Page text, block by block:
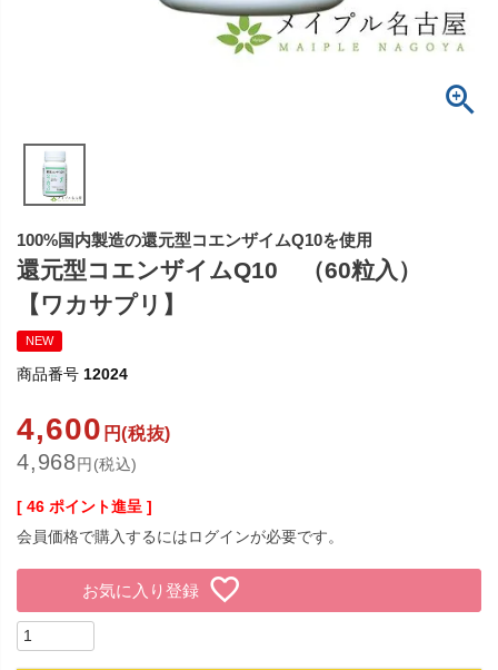
100%国内製造の還元型コエンザイムQ10を使用
還元型コエンザイムQ10 （60粒入）
【ワカサプリ】
NEW
商品番号 12024
4,600 円(税抜)
4,968円(税込)
[ 46 ポイント進呈 ]
会員価格で購入するにはログインが必要です。
お気に入り登録